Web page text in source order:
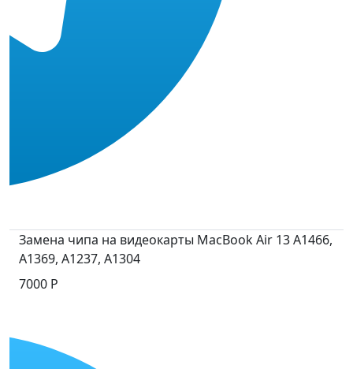
Замена чипа на видеокарты MacBook Air 13 A1466,
A1369, A1237, A1304
7000 Р